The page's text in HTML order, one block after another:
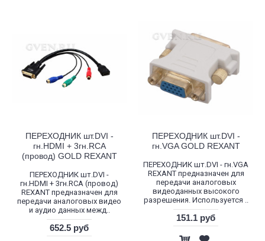
ПЕРЕХОДНИК шт.DVI -
гн.HDMI + 3гн.RCA
(провод) GOLD REXANT
ПЕРЕХОДНИК шт.DVI -
гн.HDMI + 3гн.RCA (провод)
REXANT предназначен для
передачи аналоговых видео
и аудио данных межд..
652.5 руб
ПЕРЕХОДНИК шт.DVI -
гн.VGA GOLD REXANT
ПЕРЕХОДНИК шт.DVI - гн.VGA
REXANT предназначен для
передачи аналоговых
видеоданных высокого
разрешения. Используется ..
151.1 руб